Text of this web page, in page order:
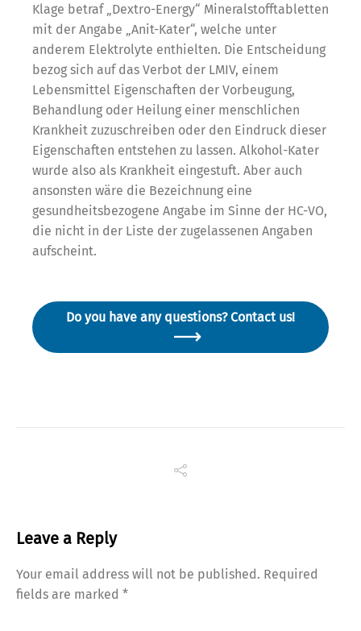
Klage betraf „Dextro-Energy“ Mineralstofftabletten
mit der Angabe „Anit-Kater“, welche unter
anderem Elektrolyte enthielten. Die Entscheidung
bezog sich auf das Verbot der LMIV, einem
Lebensmittel Eigenschaften der Vorbeugung,
Behandlung oder Heilung einer menschlichen
Krankheit zuzuschreiben oder den Eindruck dieser
Eigenschaften entstehen zu lassen. Alkohol-Kater
wurde also als Krankheit eingestuft. Aber auch
ansonsten wäre die Bezeichnung eine
gesundheitsbezogene Angabe im Sinne der HC-VO,
die nicht in der Liste der zugelassenen Angaben
aufscheint.
Do you have any questions? Contact us!
Leave a Reply
Your email address will not be published. Required
fields are marked *